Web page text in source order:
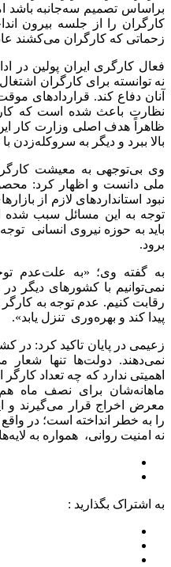
براساس تصمیم سه‌جانبه باشد
کارگران را از جلسه بیرون
زحماتی که کارگران می‌کشند
فعال کارگری ایران پولین در
نه توانسته برای کارگران
آنان دفاع کند. قراردادهای
نظارت باعث شده است که
ظاهراً هدف اصلی وزارت کار
بالا ببرد و دیگر به سروکله‌زدن
وی بی‌توجهی به معیشت
ملی دانست و اظهار کرد:
نبود استانداردهای لازم از
توجه به این مسائل سبب شده
باید به حوزه نیروی انسانی
برود.
به گفته وی؛ «به علت‌عدم
نمی‌توانیم با کشورهای دیگر
رقابت کنیم. عدم توجه به
پیدا کند و بهره‌وری تنزل یابد».
زعیمی در پایان تاکید کرد: در
نمی‌دهند. دولت‌ها تنها شعار
اهمیتی ندارد که چه تعداد
ماهانه‌شان برای نصف ماه هم
معرض اخراج قرار می‌گیرند و
را به خطر انداخته است؛ در
نه امنیت روانی، همواره به
به اشتراک بگذارید :